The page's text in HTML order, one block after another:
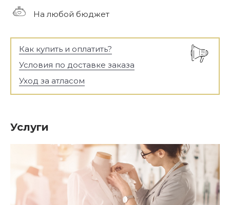
На любой бюджет
Как купить и оплатить?
Условия по доставке заказа
Уход за атласом
Услуги